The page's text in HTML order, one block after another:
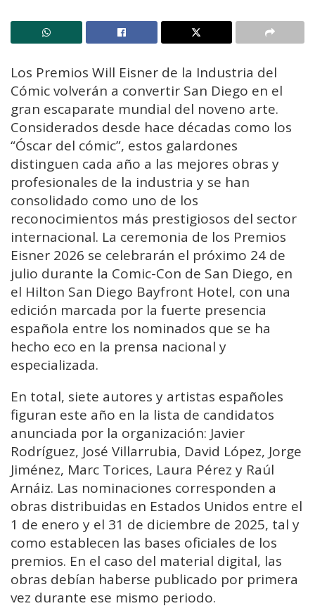
Los Premios Will Eisner de la Industria del
Cómic volverán a convertir San Diego en el
gran escaparate mundial del noveno arte.
Considerados desde hace décadas como los
“Óscar del cómic”, estos galardones
distinguen cada año a las mejores obras y
profesionales de la industria y se han
consolidado como uno de los
reconocimientos más prestigiosos del sector
internacional. La ceremonia de los Premios
Eisner 2026 se celebrarán el próximo 24 de
julio durante la Comic-Con de San Diego, en
el Hilton San Diego Bayfront Hotel, con una
edición marcada por la fuerte presencia
española entre los nominados que se ha
hecho eco en la prensa nacional y
especializada.
En total, siete autores y artistas españoles
figuran este año en la lista de candidatos
anunciada por la organización: Javier
Rodríguez, José Villarrubia, David López, Jorge
Jiménez, Marc Torices, Laura Pérez y Raúl
Arnáiz. Las nominaciones corresponden a
obras distribuidas en Estados Unidos entre el
1 de enero y el 31 de diciembre de 2025, tal y
como establecen las bases oficiales de los
premios. En el caso del material digital, las
obras debían haberse publicado por primera
vez durante ese mismo periodo.